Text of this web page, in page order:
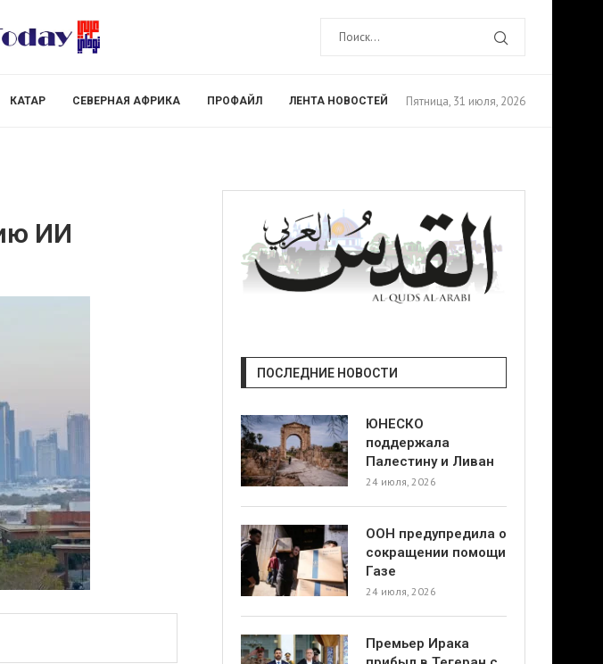
КАТАР СЕВЕРНАЯ АФРИКА ПРОФАЙЛ ЛЕНТА НОВОСТЕЙ Пятница, 31 июля, 2026
ИИ
ПОСЛЕДНИЕ НОВОСТИ
ЮНЕСКО
поддержала
Палестину и Ливан
24 июля, 2026
ООН предупредила о
сокращении помощи
Газе
24 июля, 2026
Премьер Ирака